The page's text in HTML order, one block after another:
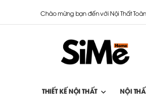
Chào mừng bạn đến với Nội Thất
THIẾT KẾ NỘI THẤT NỘI